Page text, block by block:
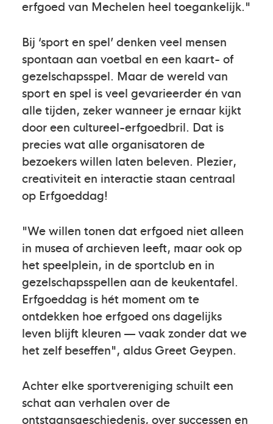
erfgoed van Mechelen heel toegankelijk."
Bij ‘sport en spel’ denken veel mensen
spontaan aan voetbal en een kaart- of
gezelschapsspel. Maar de wereld van
sport en spel is veel gevarieerder én van
alle tijden, zeker wanneer je ernaar kijkt
door een cultureel-erfgoedbril. Dat is
precies wat alle organisatoren de
bezoekers willen laten beleven. Plezier,
creativiteit en interactie staan centraal
op Erfgoeddag!
"We willen tonen dat erfgoed niet alleen
in musea of archieven leeft, maar ook op
het speelplein, in de sportclub en in
gezelschapsspellen aan de keukentafel.
Erfgoeddag is hét moment om te
ontdekken hoe erfgoed ons dagelijks
leven blijft kleuren — vaak zonder dat we
het zelf beseffen", aldus Greet Geypen.
Achter elke sportvereniging schuilt een
schat aan verhalen over de
ontstaansgeschiedenis, over successen en